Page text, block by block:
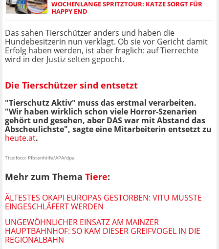
WOCHENLANGE SPRITZTOUR: KATZE SORGT FÜR
HAPPY END
Das sahen Tierschützer anders und haben die
Hundebesitzerin nun verklagt. Ob sie vor Gericht damit
Erfolg haben werden, ist aber fraglich: auf Tierrechte
wird in der Justiz selten gepocht.
Die Tierschützer sind entsetzt
"Tierschutz Aktiv" muss das erstmal verarbeiten.
"Wir haben wirklich schon viele Horror-Szenarien
gehört und gesehen, aber DAS war mit Abstand das
Abscheulichste", sagte eine Mitarbeiterin entsetzt zu
heute.at.
Titelfoto: Pfotenhilfe/APA/dpa
Mehr zum Thema Tiere:
ÄLTESTES OKAPI EUROPAS GESTORBEN: VITU MUSSTE
EINGESCHLÄFERT WERDEN
UNGEWÖHNLICHER EINSATZ AM MAINZER
HAUPTBAHNHOF: SO KAM DIESER GREIFVOGEL IN DIE
REGIONALBAHN